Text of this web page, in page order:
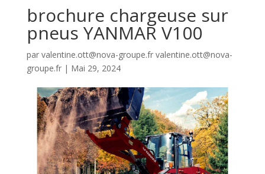
brochure chargeuse sur
pneus YANMAR V100
par valentine.ott@nova-groupe.fr valentine.ott@nova-
groupe.fr| Mai 29, 2024